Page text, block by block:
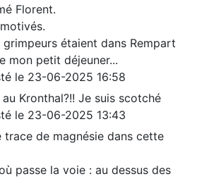
Florent.
étaient dans Rempart
mon petit déjeuner...
le 23-06-2025 16:58
Kronthal?!! Je suis scotché
le 23-06-2025 13:43
trace de magnésie dans cette
passe la voie : au dessus des